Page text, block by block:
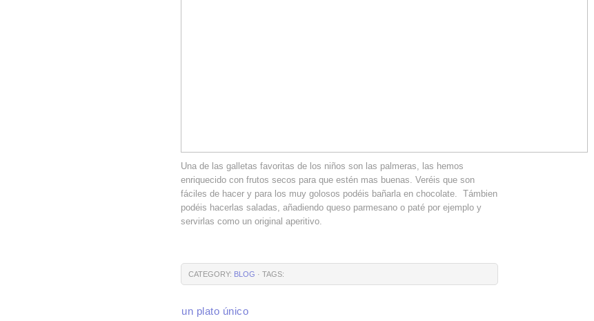
Una de las galletas favoritas de los niños son las palmeras, las hemos
enriquecido con frutos secos para que estén mas buenas. Veréis que son
fáciles de hacer y para los muy golosos podéis bañarla en chocolate. Támbien
podéis hacerlas saladas, añadiendo queso parmesano o paté por ejemplo y
servirlas como un original aperitivo.
CATEGORY: BLOG · TAGS:
un plato único